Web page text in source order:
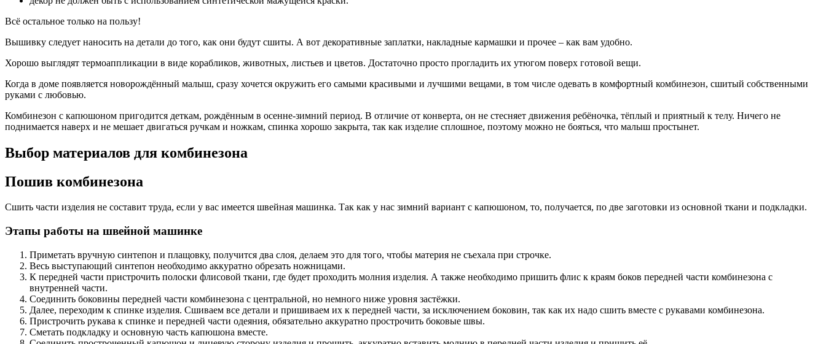
Всё остальное только на пользу!
Вышивку следует наносить на детали до того, как они будут сшиты. А вот декоративные заплатки, накладные кармашки и прочее – как вам удобно.
Хорошо выглядят термоаппликации в виде корабликов, животных, листьев и цветов. Достаточно просто прогладить их утюгом поверх готовой вещи.
Когда в доме появляется новорождённый малыш, сразу хочется окружить его самыми красивыми и лучшими вещами, в том числе одевать в комфортный комбинезон, сшитый собственными
руками с любовью.
Комбинезон с капюшоном пригодится деткам, рождённым в осенне-зимний период. В отличие от конверта, он не стесняет движения ребёночка, тёплый и приятный к телу. Ничего не
поднимается наверх и не мешает двигаться ручкам и ножкам, спинка хорошо закрыта, так как изделие сплошное, поэтому можно не бояться, что малыш простынет.
Выбор материалов для комбинезона
Пошив комбинезона
Сшить части изделия не составит труда, если у вас имеется швейная машинка. Так как у нас зимний вариант с капюшоном, то, получается, по две заготовки из основной ткани и подкладки.
Этапы работы на швейной машинке
Приметать вручную синтепон и плащовку, получится два слоя, делаем это для того, чтобы материя не съехала при строчке.
Весь выступающий синтепон необходимо аккуратно обрезать ножницами.
К передней части пристрочить полоски флисовой ткани, где будет проходить молния изделия. А также необходимо пришить флис к краям боков передней части комбинезона с
внутренней части.
Соединить боковины передней части комбинезона с центральной, но немного ниже уровня застёжки.
Далее, переходим к спинке изделия. Сшиваем все детали и пришиваем их к передней части, за исключением боковин, так как их надо сшить вместе с рукавами комбинезона.
Пристрочить рукава к спинке и передней части одеяния, обязательно аккуратно прострочить боковые швы.
Сметать подкладку и основную часть капюшона вместе.